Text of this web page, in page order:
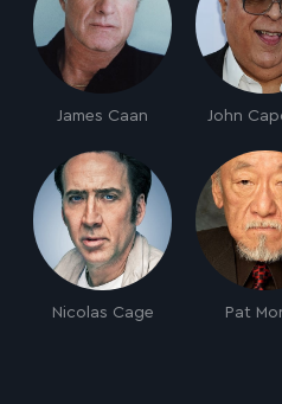
James Caan John
Nicolas Cage Pat